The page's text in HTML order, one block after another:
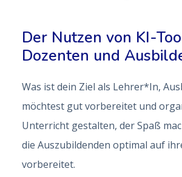
Der Nutzen von KI-
Dozenten und
Was ist dein Ziel als Lehrer*In,
möchtest gut vorbereitet und
Unterricht gestalten, der Spaß
die Auszubildenden optimal auf
vorbereitet.